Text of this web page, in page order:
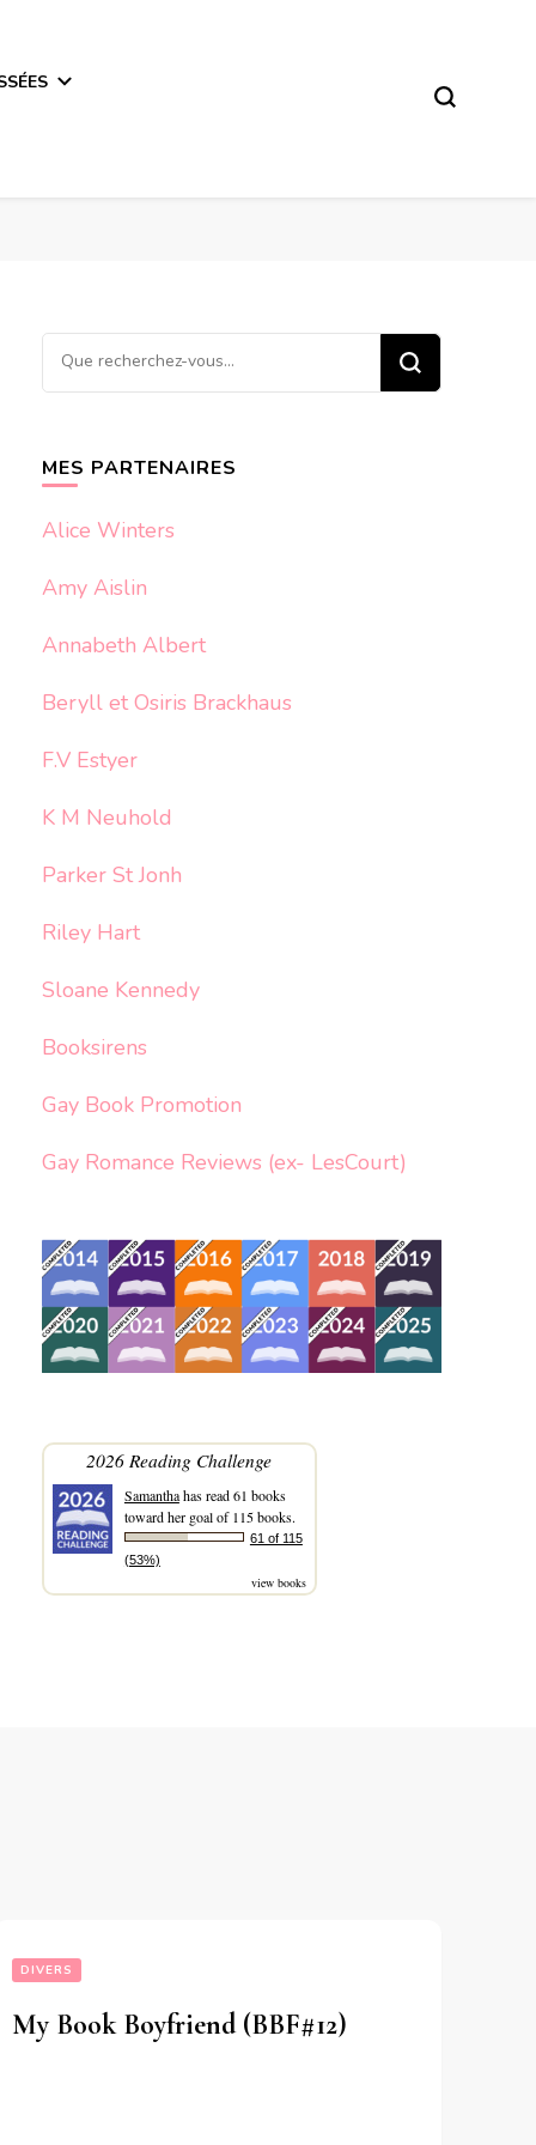
Vous
recherchiez
MES PARTENAIRES
Alice Winters
Amy Aislin
Annabeth Albert
Beryll et Osiris Brackhaus
F.V Estyer
K M Neuhold
Parker St Jonh
Riley Hart
Sloane Kennedy
Booksirens
Gay Book Promotion
Gay Romance Reviews (ex- LesCourt)
2026 Reading Challenge
Samanthahas read 61 books
toward her goal of 115 books.
61 of 115
(53%)
view books
DIVERS
My Book Boyfriend (BBF#12)